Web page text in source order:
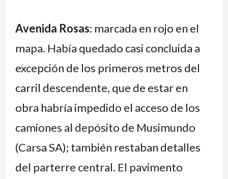
Avenida Rosas: marcada en rojo en el
mapa. Había quedado casi concluida a
excepción de los primeros metros del
carril descendente, que de estar en
obra habría impedido el acceso de los
camiones al depósito de Musimundo
(Carsa SA); también restaban detalles
del parterre central. El pavimento